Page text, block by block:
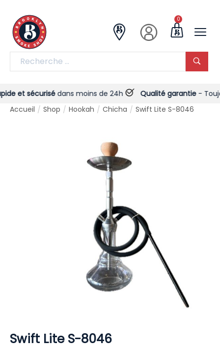
0
et sécurisédans moins de 24h Qualité garantie-
Accueil / Shop / Hookah / Chicha / Swift Lite S-8046
Swift Lite S-8046